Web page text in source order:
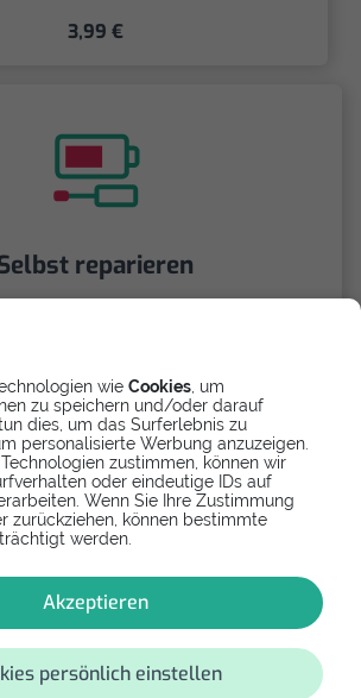
wie Cookies , um
zu speichern und/oder darauf
dies, um das Surferlebnis zu
personalisierte Werbung anzuzeigen.
zustimmen, können wir
oder eindeutige IDs auf
Wenn Sie Ihre Zustimmung
zurückziehen, können bestimmte
werden.
Akzeptieren
persönlich einstellen
3,99 €
reparieren
Spende Dein Gerät über
für einen guten Zweck.